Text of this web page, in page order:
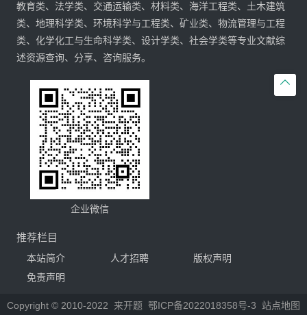

教育类、法学类、交通运输类、材料类、海洋工程类、土木建筑
类、地理科学类、环境科学与工程类、矿业类、物流管理与工程
类、化学化工与生命科学类、设计学类、社会学类等专业文献综
述资源查询、分享、咨询服务。
企业微信
推荐栏目
本站简介 人才招聘
版权声明
免责声明
Copyright © 2010-2022 来开题 鄂ICP备2022018358号-3 站点地图